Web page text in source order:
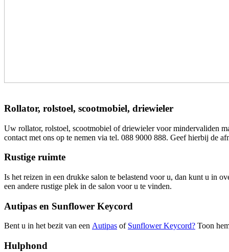
Rollator, rolstoel, scootmobiel, driewieler
Uw rollator, rolstoel, scootmobiel of driewieler voor mindervaliden
contact met ons op te nemen via tel. 088 9000 888. Geef hierbij de
Rustige ruimte
Is het reizen in een drukke salon te belastend voor u, dan kunt u in
een andere rustige plek in de salon voor u te vinden.
Autipas en Sunflower Keycord
Bent u in het bezit van een Autipas of Sunflower Keycord? Toon
Hulphond